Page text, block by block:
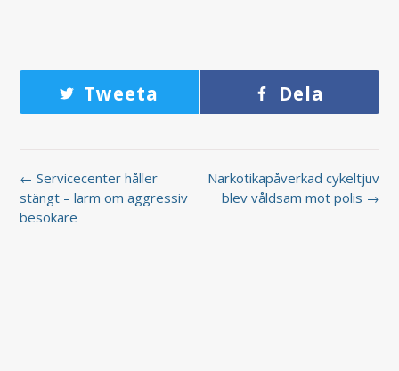
Tweeta Dela
← Servicecenter håller
stängt – larm om aggressiv
besökare
Narkotikapåverkad cykeltjuv
blev våldsam mot polis →